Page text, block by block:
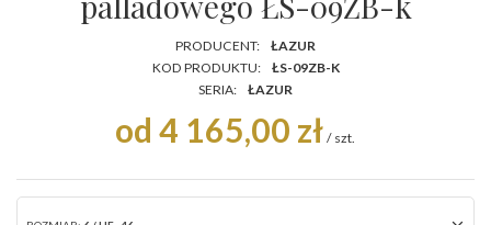
PRODUCENT:
ŁAZUR
KOD PRODUKTU:
ŁS-09ZB-K
SERIA:
ŁAZUR
od 4 165,00 zł / szt.